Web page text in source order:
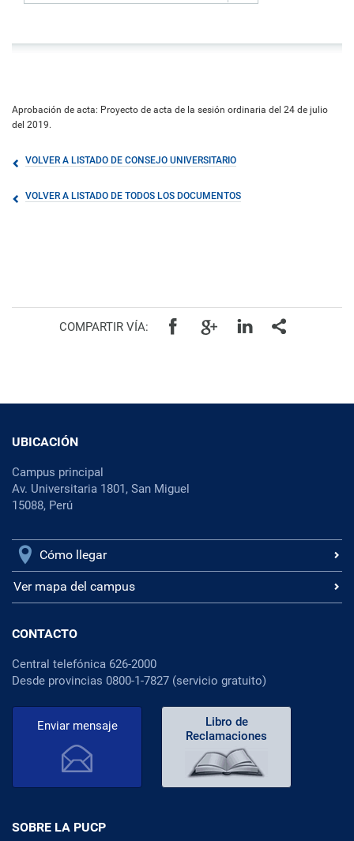
Aprobación de acta: Proyecto de acta de la sesión ordinaria del 24 de julio
del 2019.
VOLVER A LISTADO DE CONSEJO UNIVERSITARIO
VOLVER A LISTADO DE TODOS LOS DOCUMENTOS
COMPARTIR VÍA:
UBICACIÓN
Campus principal
Av. Universitaria 1801, San Miguel
15088, Perú
Cómo llegar
Ver mapa del campus
CONTACTO
Central telefónica 626-2000
Desde provincias 0800-1-7827 (servicio gratuito)
Enviar mensaje
Libro de
Reclamaciones
SOBRE LA PUCP